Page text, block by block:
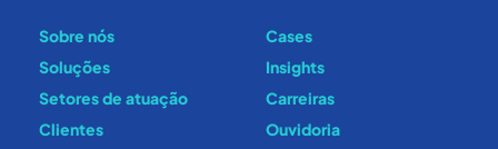
Sobre nós
Soluções
Setores de atuação
Clientes
Cases
Insights
Carreiras
Ouvidoria